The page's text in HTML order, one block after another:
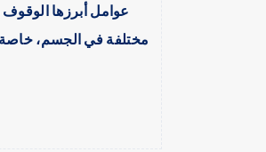
عوامل أبرزها
مختلفة في الجسم، خاصة